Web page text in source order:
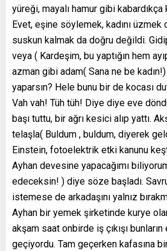
yüreği, mayalı hamur gibi kabardıkça
Evet, eşine söylemek, kadını üzmek
suskun kalmak da doğru değildi.
veya ( Kardeşim, bu yaptığın hem
azman gibi adam( Sana ne be
yaparsın? Hele bunu bir de kocası
Vah vah! Tüh tüh! Diye diye eve
başı tuttu, bir ağrı kesici alıp yattı.
telaşla( Buldum , buldum, diyerek
Einstein, fotoelektrik etki kanunu
Ayhan devesine yapacağımı
edeceksin! ) diye söze başladı.
istemese de arkadaşını yalnız
Ayhan bir yemek şirketinde kurye
akşam saat onbirde iş çıkışı
geçiyordu. Tam geçerken kafasına